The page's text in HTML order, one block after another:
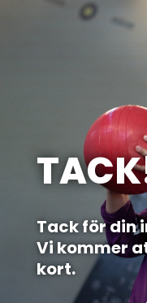
Tack för din
Vi kommer
kort.